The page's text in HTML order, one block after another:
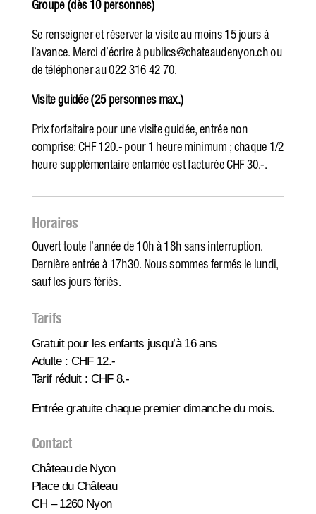
Groupe (dès 10 personnes)
Se renseigner et réserver la visite au moins 15 jours à
l’avance. Merci d’écrire à publics@chateaudenyon.ch ou
de téléphoner au 022 316 42 70.
Visite guidée (25 personnes max.)
Prix forfaitaire pour une visite guidée, entrée non
comprise: CHF 120.- pour 1 heure minimum ; chaque 1/2
heure supplémentaire entamée est facturée CHF 30.-.
Horaires
Ouvert toute l’année de 10h à 18h sans interruption.
Dernière entrée à 17h30. Nous sommes fermés le lundi,
sauf les jours fériés.
Tarifs
Gratuit pour les enfants jusqu’à 16 ans
Adulte : CHF 12.-
Tarif réduit : CHF 8.-
Entrée gratuite chaque premier dimanche du mois.
Contact
Château de Nyon
Place du Château
CH – 1260 Nyon